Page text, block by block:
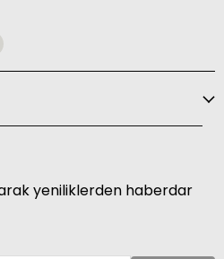
yeniliklerden haberdar